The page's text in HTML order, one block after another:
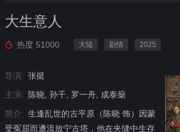
大生意人
热度 51000 大陆 剧情 2025
导演: 张挺
主演: 陈晓, 孙千, 罗一舟, 成泰燊
简介: 生逢乱世的古平原（陈晓 饰）因蒙
受冤屈而遭流放宁古塔，他在夹缝中生存